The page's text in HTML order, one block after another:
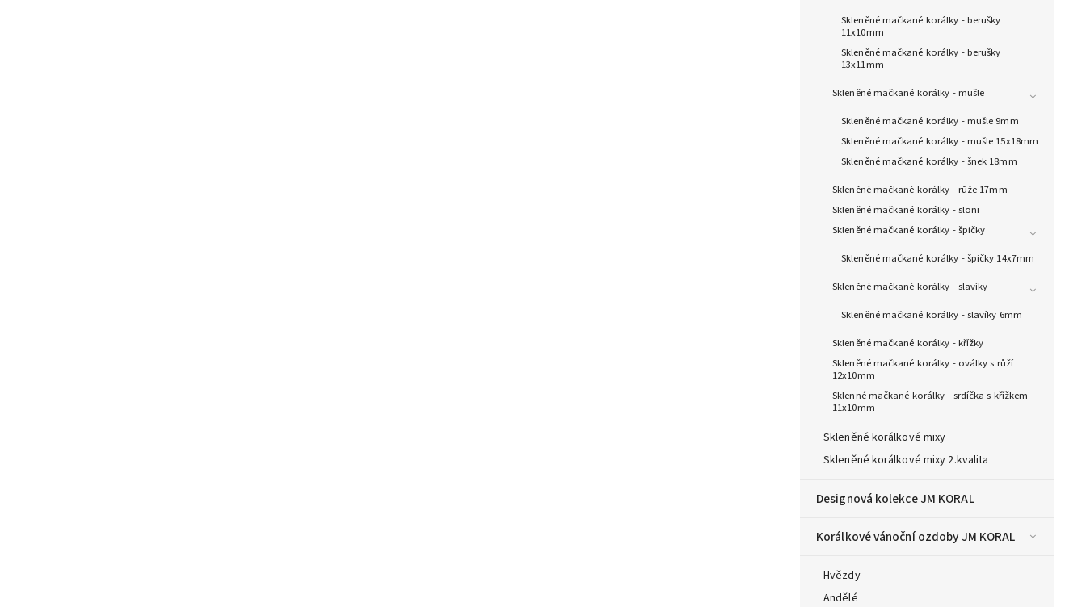
Skleněné mačkané korálky - berušky
11x10mm
Skleněné mačkané korálky - berušky
13x11mm
Skleněné mačkané korálky - mušle
Skleněné mačkané korálky - mušle 9mm
Skleněné mačkané korálky - mušle 15x18mm
Skleněné mačkané korálky - šnek 18mm
Skleněné mačkané korálky - růže 17mm
Skleněné mačkané korálky - sloni
Skleněné mačkané korálky - špičky
Skleněné mačkané korálky - špičky 14x7mm
Skleněné mačkané korálky - slavíky
Skleněné mačkané korálky - slavíky 6mm
Skleněné mačkané korálky - křížky
Skleněné mačkané korálky - oválky s růží
12x10mm
Sklenné mačkané korálky - srdíčka s křížkem
11x10mm
Skleněné korálkové mixy
Skleněné korálkové mixy 2.kvalita
Designová kolekce JM KORAL
Korálkové vánoční ozdoby JM KORAL
Hvězdy
Andělé